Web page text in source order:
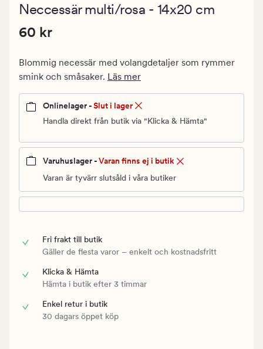
Neccessär multi/rosa - 14x20 cm
Pris
Ordinarie
60
Pris 60 kr
60 kr
Blommig necessär med volangdetaljer som rymmer
smink och småsaker. Läs mer
Onlinelager -Slut i lager
Handla direkt från butik via "Klicka & Hämta"
Varuhuslager -Varan finns ej i butik
Varan är tyvärr slutsåld i våra butiker
Fri frakt till butik
Gäller de flesta varor – enkelt och kostnadsfritt
Klicka & Hämta
Hämta i butik efter 3 timmar
Enkel retur i butik
30 dagars öppet köp